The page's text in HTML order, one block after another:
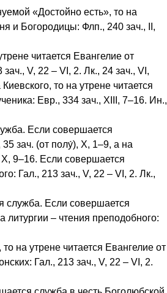
«Достойно есть», то на
и Богородицы: Флп., 240 зач., II,
читается Евангелие от
V, 22 – VI, 2. Лк., 24 зач., VI,
то на утрене читается
Евр., 334 зач., XIII, 7–16. Ин.,
Если совершается
зач. (от полу́), X, 1–9, а на
9–16. Если совершается
Гал., 213 зач., V, 22 – VI, 2. Лк.,
служба. Если совершается
литургии – чтения преподобного:
на утрене читается Евангелие от
Гал., 213 зач., V, 22 – VI, 2.